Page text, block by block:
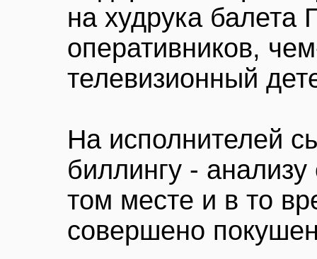
на худрука балета
оперативников,
телевизионный
На исполнителей
биллингу -
том месте и в то
совершено